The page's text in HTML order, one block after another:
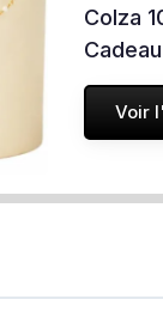
Colza
Voir